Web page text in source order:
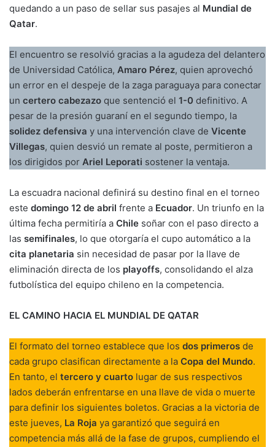
quedando a un paso de sellar sus pasajes al Mundial de
Qatar.
El encuentro se resolvió gracias a la agudeza del delantero
de Universidad Católica, Amaro Pérez, quien aprovechó
un error en el despeje de la zaga paraguaya para conectar
un certero cabezazo que sentenció el 1-0 definitivo. A
pesar de la presión guaraní en el segundo tiempo, la
solidez defensiva y una intervención clave de Vicente
Villegas, quien desvió un remate al poste, permitieron a
los dirigidos por Ariel Leporati sostener la ventaja.
La escuadra nacional definirá su destino final en el torneo
este domingo 12 de abril frente a Ecuador. Un triunfo en la
última fecha permitiría a Chile soñar con el paso directo a
las semifinales, lo que otorgaría el cupo automático a la
cita planetaria sin necesidad de pasar por la llave de
eliminación directa de los playoffs, consolidando el alza
futbolística del equipo chileno en la competencia.
EL CAMINO HACIA EL MUNDIAL DE QATAR
El formato del torneo establece que los dos primeros de
cada grupo clasifican directamente a la Copa del Mundo.
En tanto, el tercero y cuarto lugar de sus respectivos
lados deberán enfrentarse en una llave de vida o muerte
para definir los siguientes boletos. Gracias a la victoria de
este jueves, La Roja ya garantizó que seguirá en
competencia más allá de la fase de grupos, cumpliendo el